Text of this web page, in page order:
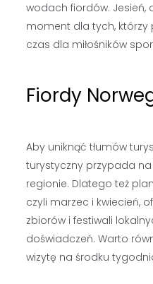
wodach fiordów. Jesień,
moment dla tych, którzy
czas dla miłośników
Fiordy
Aby uniknąć tłumów
turystyczny przypada
regionie. Dlatego też
czyli marzec i kwiecień,
zbiorów i festiwali
doświadczeń. Warto
wizytę na środku